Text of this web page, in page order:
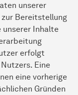
unserer
Bereitstellung
unserer Inhalte
erfolgt
Eine
eine vorherige
Gründen